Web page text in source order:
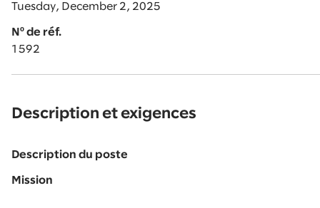
Tuesday, December 2, 2025
Nº de réf.
1592
Description et exigences
Description du poste
Mission